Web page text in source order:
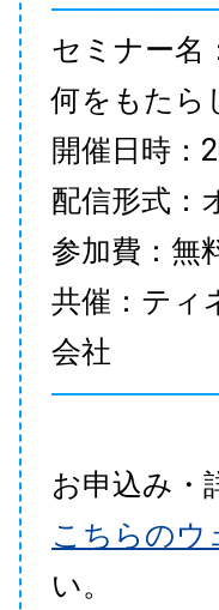
セミナー名
何をもたら
開催日時：
配信形式：
参加費：無
共催：ティ
会社
お申込み・
こちらのウ
い。